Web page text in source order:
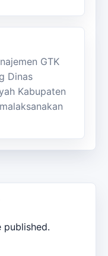
Julok
GTK
Dinas
Kabupaten
published.